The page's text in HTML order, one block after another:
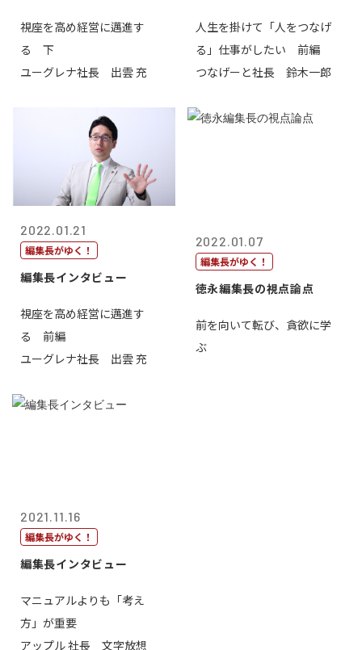
視座を高め経営に邁進す
る 下
ユーグレナ社長 出雲 充
人生を掛けて「人をつなげ
る」仕事がしたい 前編
つなげーと社長 鈴木一郎
2022.01.21
編集長がゆく！
編集長インタビュー
視座を高め経営に邁進す
る 前編
ユーグレナ社長 出雲 充
2022.01.07
編集長がゆく！
徳永編集長の視点論点
前を向いて転び、貪欲に学
ぶ
2021.11.16
編集長がゆく！
編集長インタビュー
マニュアルよりも「考え
方」が重要
アップル 社長 文字放想